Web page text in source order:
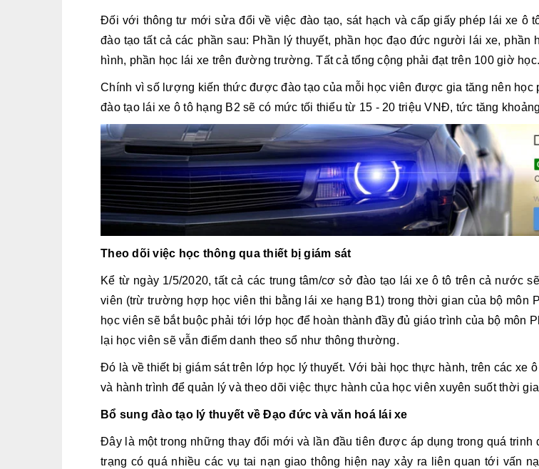
Đối với thông tư mới sửa đổi về việc đào tạo, sát hạch và cấp giấy phép lái xe ô
đào tạo tất cả các phần sau: Phần lý thuyết, phần học đạo đức người lái xe,
hình, phần học lái xe trên đường trường. Tất cả tổng cộng phải đạt trên 100 giờ học.
Chính vì số lượng kiến thức được đào tạo của mỗi học viên được gia tăng nên
đào tạo lái xe ô tô hạng B2 sẽ có mức tối thiểu từ 15 - 20 triệu VNĐ, tức tăng
Theo dõi việc học thông qua thiết bị giám sát
Kể từ ngày 1/5/2020, tất cả các trung tâm/cơ sở đào tạo lái xe ô tô trên cả nước
viên (trừ trường hợp học viên thi bằng lái xe hạng B1) trong thời gian của bộ
học viên sẽ bắt buộc phải tới lớp học để hoàn thành đầy đủ giáo trình của bộ môn
lại học viên sẽ vẫn điểm danh theo sổ như thông thường.
Đó là về thiết bị giám sát trên lớp học lý thuyết. Với bài học thực hành, trên các xe
và hành trình để quản lý và theo dõi việc thực hành của học viên xuyên suốt thời
Bổ sung đào tạo lý thuyết về Đạo đức và văn hoá lái xe
Đây là một trong những thay đổi mới và lần đầu tiên được áp dụng trong quá
trạng có quá nhiều các vụ tai nạn giao thông hiện nay xảy ra liên quan tới vấn